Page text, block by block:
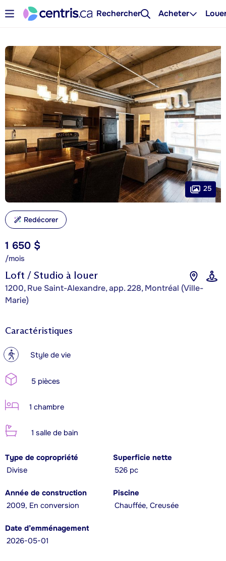
Rechercher Acheter
Loft / Studio à louer
1200, Rue Saint-Alexandre, app. 228, Montréal (Ville-
Marie)
1 650 $
/mois
25
Redécorer
Caractéristiques
? Style de vie
5 pièces
1 chambre
1 salle de bain
Type de copropriété
Divise
Superficie nette
526 pc
Année de construction
2009, En conversion
Piscine
Chauffée, Creusée
Date d’emménagement
2026-05-01